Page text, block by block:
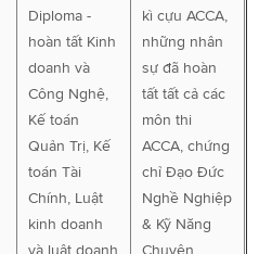
Diploma -
hoàn tất Kinh
doanh và
Công Nghệ,
Kế toán
Quản Trị, Kế
toán Tài
Chính, Luật
kinh doanh
và luật doanh
kì cựu ACCA,
những nhân
sự đã hoàn
tất tất cả các
môn thi
ACCA, chứng
chỉ Đạo Đức
Nghề Nghiệp
& Kỹ Năng
Chuyên